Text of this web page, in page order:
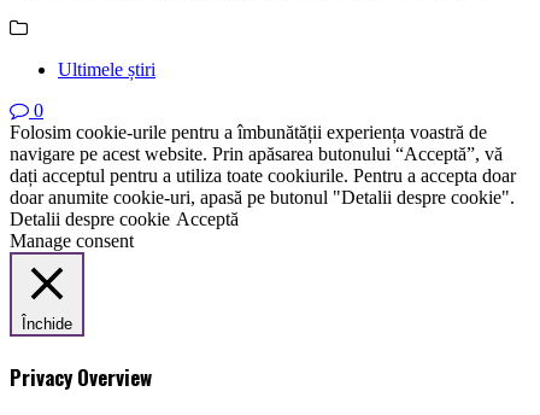
Ultimele știri
0
Folosim cookie-urile pentru a îmbunătății experiența voastră de
navigare pe acest website. Prin apăsarea butonului “Acceptă”, vă
dați acceptul pentru a utiliza toate cookiurile. Pentru a accepta doar
doar anumite cookie-uri, apasă pe butonul "Detalii despre cookie".
Detalii despre cookie Acceptă
Manage consent
Închide
Privacy Overview